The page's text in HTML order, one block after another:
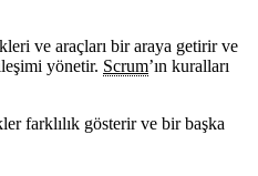
ve araçları bir araya getirir ve
yönetir. Scrum’ın kuralları
farklılık gösterir ve bir başka